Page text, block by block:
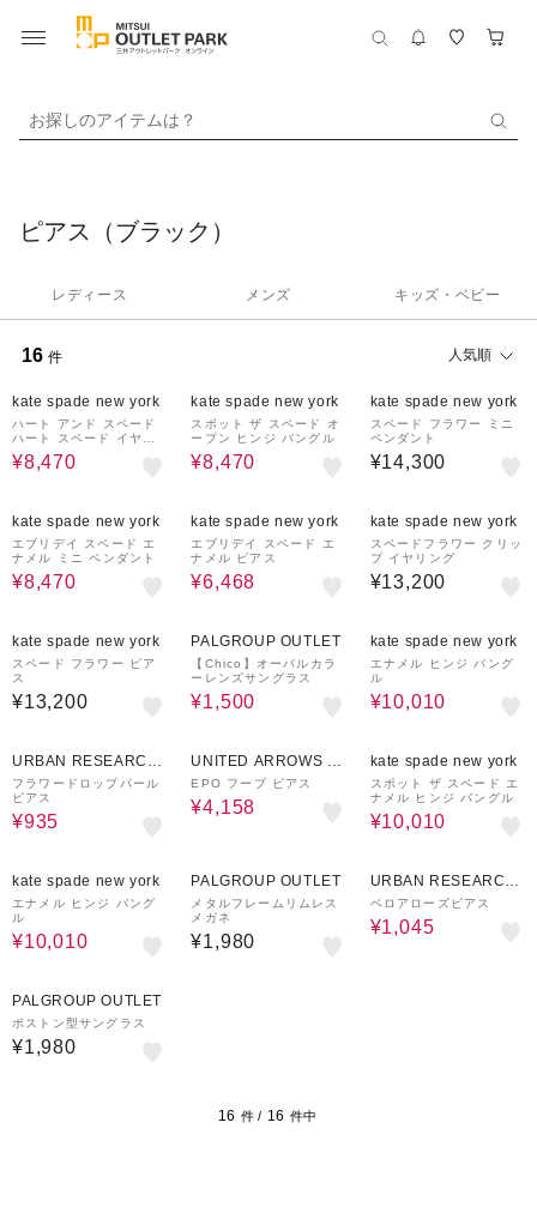
お探しのアイテムは？
ピアス（ブラック）
レディース メンズ キッズ・ベビー
16 件 人気順
kate spade new york
ハート アンド スペード
ハート スペード イヤリ
ング
¥8,470
kate spade new york
スポット ザ スペード オ
ープン ヒンジ バングル
¥8,470
kate spade new york
スペード フラワー ミニ
ペンダント
¥14,300
kate spade new york
エブリデイ スペード エ
ナメル ミニ ペンダント
¥8,470
kate spade new york
エブリデイ スペード エ
ナメル ピアス
¥6,468
kate spade new york
スペードフラワー クリッ
プ イヤリング
¥13,200
kate spade new york
スペード フラワー ピア
ス
¥13,200
PALGROUP OUTLET
【Chico】オーバルカラ
ーレンズサングラス
¥1,500
kate spade new york
エナメル ヒンジ バング
ル
¥10,010
URBAN RESEARCH
ware house
フラワードロップパール
ピアス
¥935
UNITED ARROWS O
UTLET
EPO フープ ピアス
¥4,158
kate spade new york
スポット ザ スペード エ
ナメル ヒンジ バングル
¥10,010
kate spade new york
エナメル ヒンジ バング
ル
¥10,010
PALGROUP OUTLET
メタルフレームリムレス
メガネ
¥1,980
URBAN RESEARCH
ware house
ベロアローズピアス
¥1,045
PALGROUP OUTLET
ボストン型サングラス
¥1,980
16 件 / 16 件中